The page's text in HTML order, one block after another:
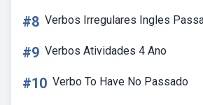
#8 Verbos Irregulares Ingles
#9 Verbos Atividades 4 Ano
#10 Verbo To Have No Passado